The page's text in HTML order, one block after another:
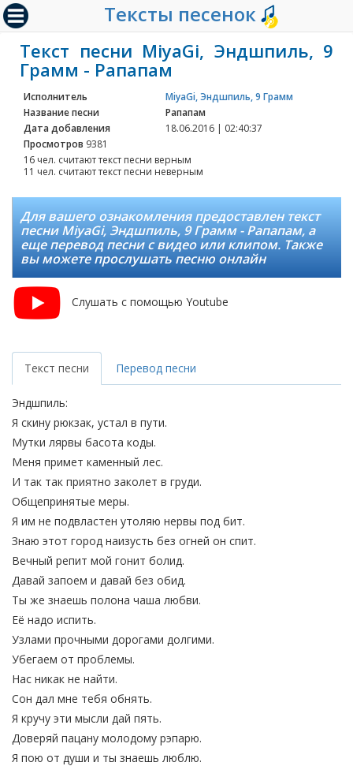
Тексты песенок
Текст песни MiyaGi, Эндшпиль, 9
Грамм - Рапапам
Исполнитель
MiyaGi, Эндшпиль, 9 Грамм
Название песни
Рапапам
Дата добавления
18.06.2016 | 02:40:37
Просмотров 9381
16 чел. считают текст песни верным
11 чел. считают текст песни неверным
Для вашего ознакомления предоставлен текст
песни MiyaGi, Эндшпиль, 9 Грамм - Рапапам, а
еще перевод песни с видео или клипом. Также
вы можете прослушать песню онлайн
Слушать с помощью Youtube
Текст песни Перевод песни
Эндшпиль:
Я скину рюкзак, устал в пути.
Мутки лярвы басота коды.
Меня примет каменный лес.
И так так приятно заколет в груди.
Общепринятые меры.
Я им не подвластен утоляю нервы под бит.
Знаю этот город наизусть без огней он спит.
Вечный репит мой гонит болид.
Давай запоем и давай без обид.
Ты же знаешь полона чаша любви.
Её надо испить.
Узлами прочными дорогами долгими.
Убегаем от проблемы.
Нас никак не найти.
Сон дал мне тебя обнять.
Я кручу эти мысли дай пять.
Доверяй пацану молодому рэпарю.
Я пою от души и ты знаешь люблю.